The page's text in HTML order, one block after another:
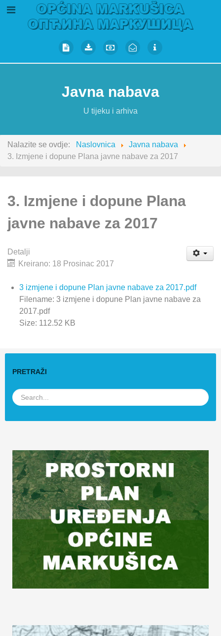
Javna nabava
U tijeku i arhiva
Nalazite se ovdje: Naslovnica
Javna nabava
3. Izmjene i dopune Plana javne nabave za 2017
3. Izmjene i dopune Plana
javne nabave za 2017
Detalji
Kreirano: 18 Prosinac 2017
3 izmjene i dopune Plan javne nabave za 2017.pdf
Filename: 3 izmjene i dopune Plan javne nabave za
2017.pdf
Size: 112.52 KB
PRETRAŽI